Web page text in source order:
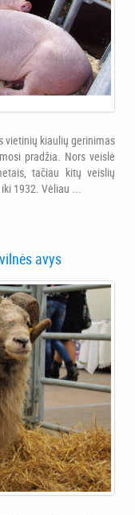
vietinių kiaulių gerinimas
pradžia. Nors veislė
tačiau kitų veislių
1932. Vėliau ...
avys